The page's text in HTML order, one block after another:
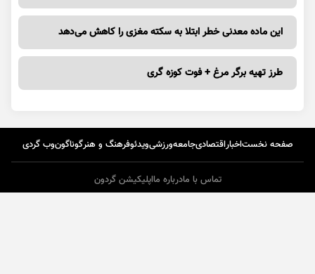
این ماده معدنی خطر ابتلا به سکته مغزی را کاهش می‌دهد
طرز تهیه برگر مرغ + فوت کوزه گری
صفحه نخستاخباراقتصادیجامعهورزشیویدئوفرهنگ و هنرگوناگونوب گردی
تماس با مادرباره مااپلیکیشن گردون